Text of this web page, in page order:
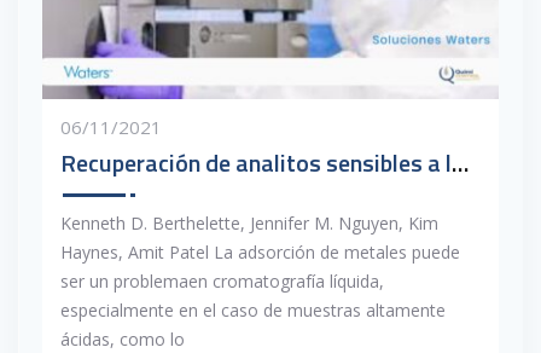
06/11/2021
Recuperación de analitos sensibles a los metales en sistemas de LC utilizando columnas MaxPeak Premier
Kenneth D. Berthelette, Jennifer M. Nguyen, Kim
Haynes, Amit Patel La adsorción de metales puede
ser un problemaen cromatografía líquida,
especialmente en el caso de muestras altamente
ácidas, como lo